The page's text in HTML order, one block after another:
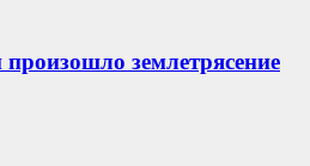
землетрясение